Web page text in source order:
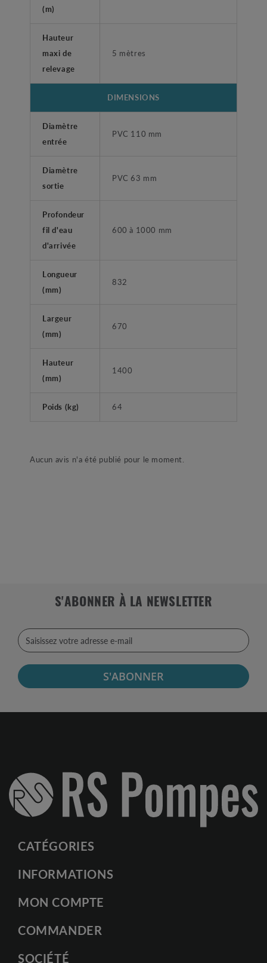
(m)
Hauteur
maxi de
relevage
5 mètres
DIMENSIONS
Diamètre
entrée
PVC 110 mm
Diamètre
sortie
PVC 63 mm
Profondeur
fil d'eau
d'arrivée
600 à 1000 mm
Longueur
(mm)
832
Largeur
(mm)
670
Hauteur
(mm)
1400
Poids (kg) 64
Aucun avis n'a été publié pour le moment.
S'ABONNER À LA NEWSLETTER
S'ABONNER
CATÉGORIES
INFORMATIONS
MON COMPTE
COMMANDER
SOCIÉTÉ